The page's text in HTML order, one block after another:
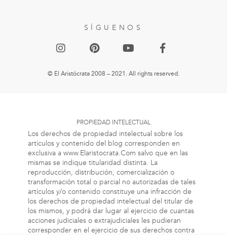
SÍGUENOS
© El Aristócrata 2008 – 2021. All rights reserved.
PROPIEDAD INTELECTUAL
Los derechos de propiedad intelectual sobre los
artículos y contenido del blog corresponden en
exclusiva a www.Elaristocrata.Com salvo que en las
mismas se indique titularidad distinta. La
reproducción, distribución, comercialización o
transformación total o parcial no autorizadas de tales
artículos y/o contenido constituye una infracción de
los derechos de propiedad intelectual del titular de
los mismos, y podrá dar lugar al ejercicio de cuantas
acciones judiciales o extrajudiciales les pudieran
corresponder en el ejercicio de sus derechos contra